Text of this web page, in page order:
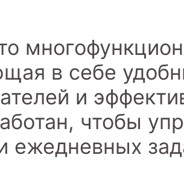
в себе
и
чтобы
ежедневных